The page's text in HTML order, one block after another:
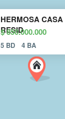
HERMOSA
RESID
$ 850.000.000
5 BD 4 BA